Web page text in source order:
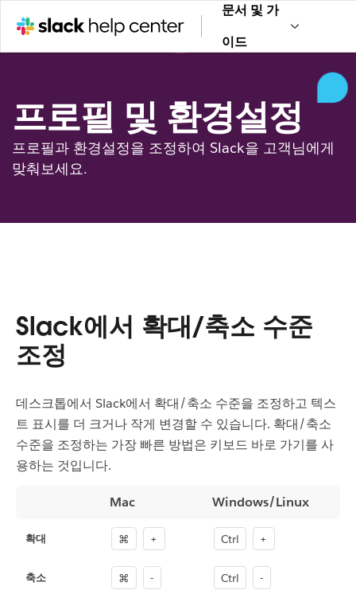
문서 및 가
이드
프로필 및 환경설정
프로필과 환경설정을 조정하여 Slack을 고객님에게
맞춰보세요.
Slack에서 확대/축소 수준
조정
데스크톱에서 Slack에서 확대/축소 수준을 조정하고 텍스
트 표시를 더 크거나 작게 변경할 수 있습니다. 확대/축소
수준을 조정하는 가장 빠른 방법은 키보드 바로 가기를 사
용하는 것입니다.
Mac Windows/Linux
확대 ⌘ + Ctrl +
축소 ⌘ - Ctrl -